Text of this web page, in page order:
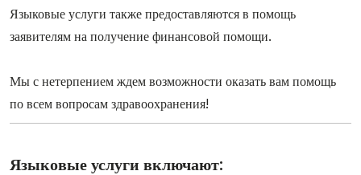
Языковые услуги также предоставляются в помощь
заявителям на получение финансовой помощи.
Мы с нетерпением ждем возможности оказать вам помощь
по всем вопросам здравоохранения!
Языковые услуги включают: